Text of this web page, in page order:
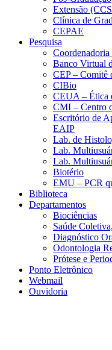
Extensão
Clínica de
CEPAE
Pesquisa
Coordenadoria
Banco Virtual
CEP – Comitê
CIBio
CEUA – Ética
CMI – Centro
Escritório de
EAIP
Lab. de
Lab.
Lab.
Biotério
EMU – PCR
Biblioteca
Departamentos
Biociências
Saúde
Diagnóstico
Odontologia
Prótese e
Ponto Eletrônico
Webmail
Ouvidoria